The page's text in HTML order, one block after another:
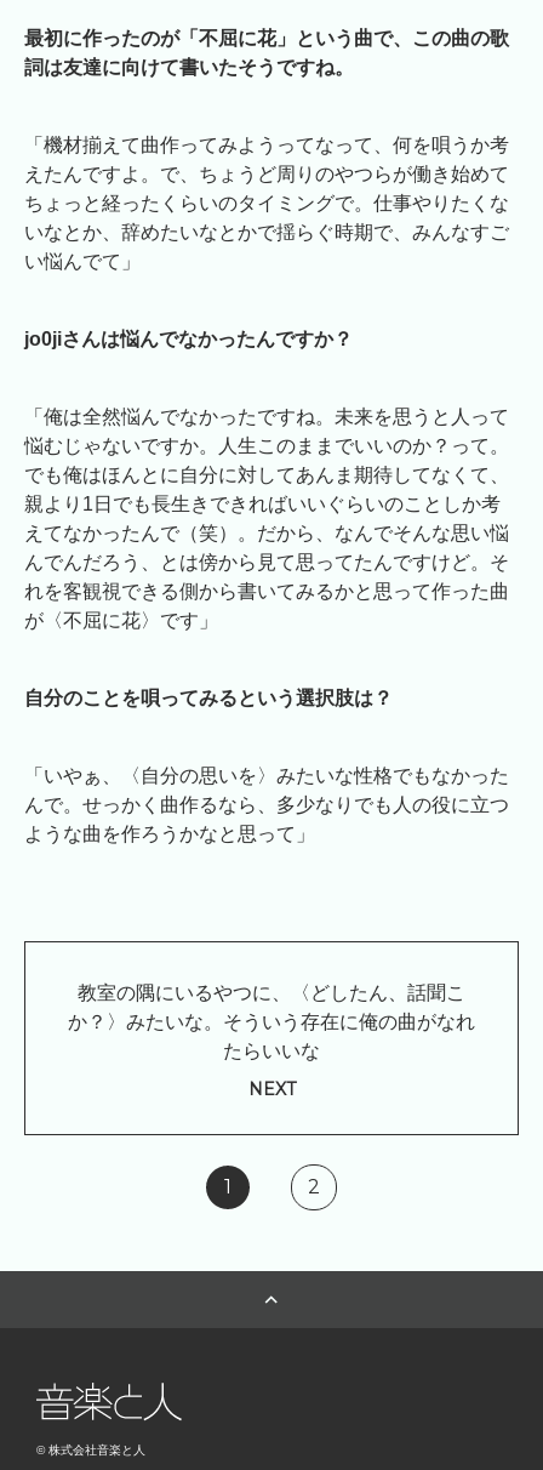
最初に作ったのが「不屈に花」という曲で、この曲の歌
詞は友達に向けて書いたそうですね。
「機材揃えて曲作ってみようってなって、何を唄うか考
えたんですよ。で、ちょうど周りのやつらが働き始めて
ちょっと経ったくらいのタイミングで。仕事やりたくな
いなとか、辞めたいなとかで揺らぐ時期で、みんなすご
い悩んでて」
jo0jiさんは悩んでなかったんですか？
「俺は全然悩んでなかったですね。未来を思うと人って
悩むじゃないですか。人生このままでいいのか？って。
でも俺はほんとに自分に対してあんま期待してなくて、
親より1日でも長生きできればいいぐらいのことしか考
えてなかったんで（笑）。だから、なんでそんな思い悩
んでんだろう、とは傍から見て思ってたんですけど。そ
れを客観視できる側から書いてみるかと思って作った曲
が〈不屈に花〉です」
自分のことを唄ってみるという選択肢は？
「いやぁ、〈自分の思いを〉みたいな性格でもなかった
んで。せっかく曲作るなら、多少なりでも人の役に立つ
ような曲を作ろうかなと思って」
教室の隅にいるやつに、〈どしたん、話聞こ
か？〉みたいな。そういう存在に俺の曲がなれ
たらいいな
NEXT
1 2
© 株式会社音楽と人